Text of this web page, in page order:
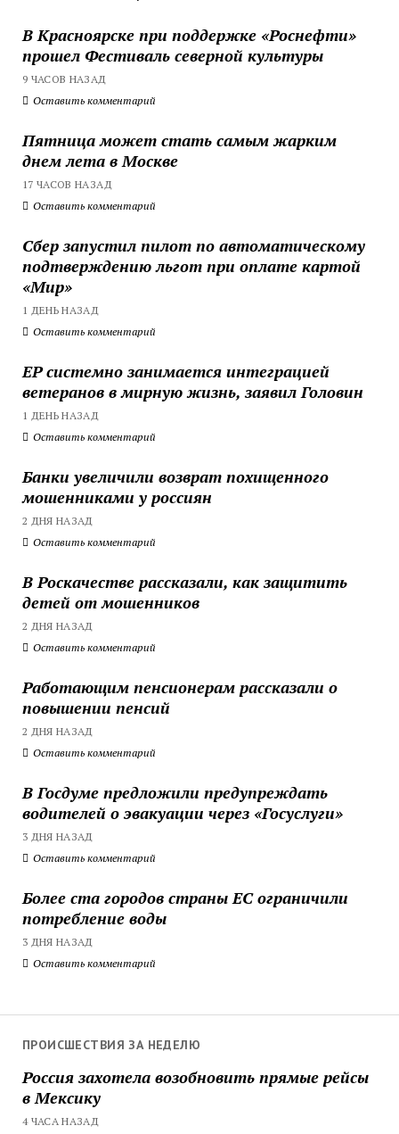
В Красноярске при поддержке «Роснефти»
прошел Фестиваль северной культуры
9 ЧАСОВ НАЗАД
Оставить комментарий
Пятница может стать самым жарким
днем лета в Москве
17 ЧАСОВ НАЗАД
Оставить комментарий
Сбер запустил пилот по автоматическому
подтверждению льгот при оплате картой
«Мир»
1 ДЕНЬ НАЗАД
Оставить комментарий
ЕР системно занимается интеграцией
ветеранов в мирную жизнь, заявил Головин
1 ДЕНЬ НАЗАД
Оставить комментарий
Банки увеличили возврат похищенного
мошенниками у россиян
2 ДНЯ НАЗАД
Оставить комментарий
В Роскачестве рассказали, как защитить
детей от мошенников
2 ДНЯ НАЗАД
Оставить комментарий
Работающим пенсионерам рассказали о
повышении пенсий
2 ДНЯ НАЗАД
Оставить комментарий
В Госдуме предложили предупреждать
водителей о эвакуации через «Госуслуги»
3 ДНЯ НАЗАД
Оставить комментарий
Более ста городов страны ЕС ограничили
потребление воды
3 ДНЯ НАЗАД
Оставить комментарий
ПРОИСШЕСТВИЯ ЗА НЕДЕЛЮ
Россия захотела возобновить прямые рейсы
в Мексику
4 ЧАСА НАЗАД